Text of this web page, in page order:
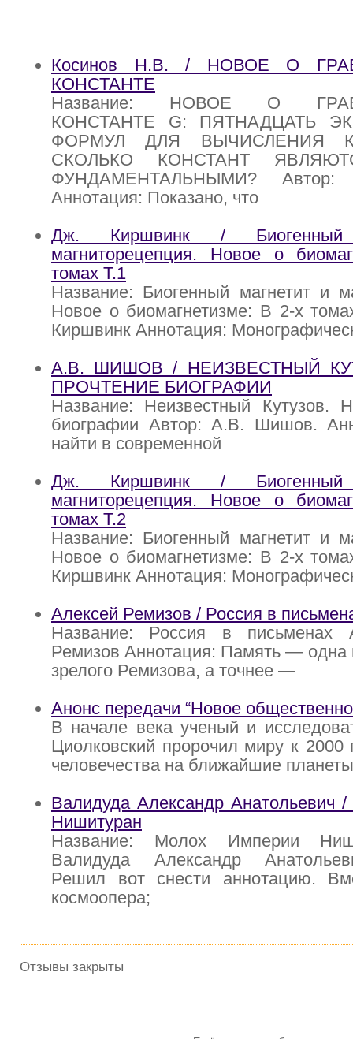
Косинов Н.В. / НОВОЕ О
КОНСТАНТЕ
Название: НОВОЕ О
КОНСТАНТЕ G: ПЯТНАДЦАТЬ
ФОРМУЛ ДЛЯ ВЫЧИСЛЕНИЯ
СКОЛЬКО КОНСТАНТ
ФУНДАМЕНТАЛЬНЫМИ? Автор:
Аннотация: Показано, что
Дж. Киршвинк /
магниторецепция. Новое о
томах Т.1
Название: Биогенный магнетит и
Новое о биомагнетизме: В 2-х
Киршвинк Аннотация:
А.В. ШИШОВ / НЕИЗВЕСТНЫЙ
ПРОЧТЕНИЕ БИОГРАФИИ
Название: Неизвестный Кутузов.
биографии Автор: А.В. Шишов.
найти в современной
Дж. Киршвинк /
магниторецепция. Новое о
томах Т.2
Название: Биогенный магнетит и
Новое о биомагнетизме: В 2-х
Киршвинк Аннотация:
Алексей Ремизов / Россия в
Название: Россия в письменах
Ремизов Аннотация: Память — одна
зрелого Ремизова, а точнее —
Анонс передачи “Новое
В начале века ученый и
Циолковский пророчил миру к 2000
человечества на ближайшие
Валидуда Александр Анатольевич
Нишитуран
Название: Молох Империи
Валидуда Александр
Решил вот снести аннотацию.
космоопера;
Отзывы закрыты